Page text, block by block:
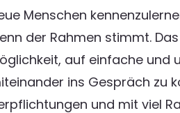
Menschen
der Rahmen stimmt.
auf einfache und
ins Gespräch zu
und mit viel